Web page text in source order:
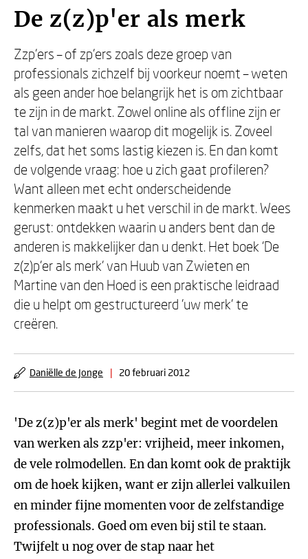
De z(z)p'er als merk
Zzp'ers – of zp'ers zoals deze groep van
professionals zichzelf bij voorkeur noemt – weten
als geen ander hoe belangrijk het is om zichtbaar
te zijn in de markt. Zowel online als offline zijn er
tal van manieren waarop dit mogelijk is. Zoveel
zelfs, dat het soms lastig kiezen is. En dan komt
de volgende vraag: hoe u zich gaat profileren?
Want alleen met echt onderscheidende
kenmerken maakt u het verschil in de markt. Wees
gerust: ontdekken waarin u anders bent dan de
anderen is makkelijker dan u denkt. Het boek 'De
z(z)p'er als merk' van Huub van Zwieten en
Martine van den Hoed is een praktische leidraad
die u helpt om gestructureerd 'uw merk' te
creëren.
Daniëlle de Jonge | 20 februari 2012
'De z(z)p'er als merk' begint met de voordelen
van werken als zzp'er: vrijheid, meer inkomen,
de vele rolmodellen. En dan komt ook de praktijk
om de hoek kijken, want er zijn allerlei valkuilen
en minder fijne momenten voor de zelfstandige
professionals. Goed om even bij stil te staan.
Twijfelt u nog over de stap naar het